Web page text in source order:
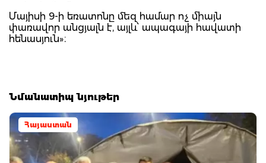
Մայիսի 9-ի եռատոնը մեզ համար ոչ միայն
փառավոր անցյալն է, այլև՝ ապագայի հավատի
հենասյուն»։
Նմանատիպ նյութեր
Հայաստան